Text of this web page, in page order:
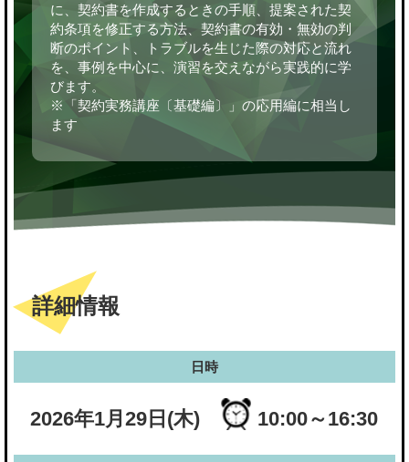
に、契約書を作成するときの手順、提案された契
約条項を修正する方法、契約書の有効・無効の判
断のポイント、トラブルを生じた際の対応と流れ
を、事例を中心に、演習を交えながら実践的に学
びます。
※「契約実務講座〔基礎編〕」の応用編に相当し
ます
詳細情報
日時
2026年1月29日(木) 10:00～16:30